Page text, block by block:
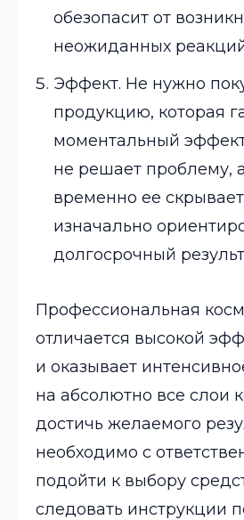
обезопасит от
неожиданных
Эффект. Не нужно
продукцию, которая
моментальный
не решает проблему,
временно ее
изначально
долгосрочный
Профессиональная
отличается высокой
и оказывает
на абсолютно все слои
достичь желаемого
необходимо с
подойти к выбору
следовать инструкции